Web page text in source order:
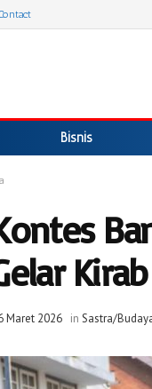
Bisnis
Maret 2026 in Sastra/